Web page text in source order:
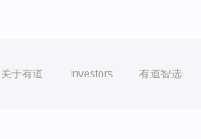
关于有道 Investors 有道智选